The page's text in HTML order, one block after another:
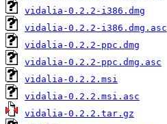
vidalia-0.2.2-i386.dmg
vidalia-0.2.2-i386.dmg.asc
vidalia-0.2.2-ppc.dmg
vidalia-0.2.2-ppc.dmg.asc
vidalia-0.2.2.msi
vidalia-0.2.2.msi.asc
vidalia-0.2.2.tar.gz